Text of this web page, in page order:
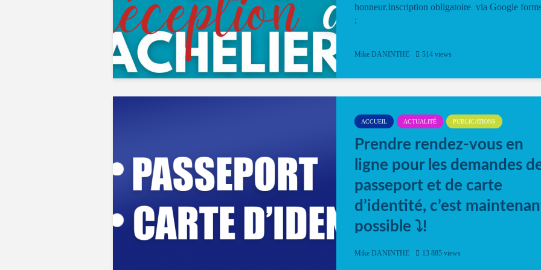
honneur.Inscription obligatoire via Google
:
Mike DANINTHE 514 views
ACCUEIL ACTUALITÉ PUBLICATIONS
Prendre rendez-vous en
ligne pour les demandes
passeport et de carte
d’identité, c’est
possible ⤵️!
Désormais, il est possible de prendre rendez-vous
Mike DANINTHE 13 885 views